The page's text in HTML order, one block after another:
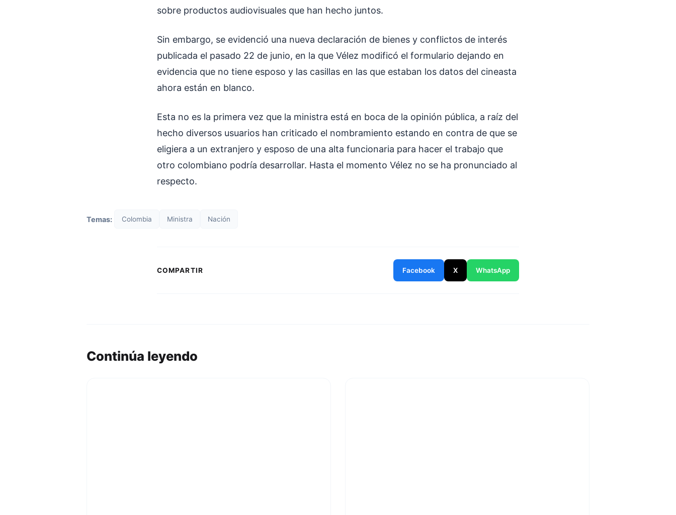
sobre productos audiovisuales que han hecho juntos.
Sin embargo, se evidenció una nueva declaración de bienes y conflictos de interés
publicada el pasado 22 de junio, en la que Vélez modificó el formulario dejando en
evidencia que no tiene esposo y las casillas en las que estaban los datos del cineasta
ahora están en blanco.
Esta no es la primera vez que la ministra está en boca de la opinión pública, a raíz del
hecho diversos usuarios han criticado el nombramiento estando en contra de que se
eligiera a un extranjero y esposo de una alta funcionaria para hacer el trabajo que
otro colombiano podría desarrollar. Hasta el momento Vélez no se ha pronunciado al
respecto.
Temas: Colombia Ministra Nación
COMPARTIR Facebook X WhatsApp
Continúa leyendo